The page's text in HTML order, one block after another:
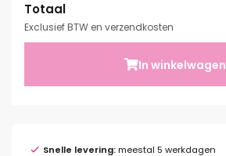
Totaal
Exclusief BTW en verzendkosten
In winkelwagen
Snelle levering:meestal 5 werkdagen